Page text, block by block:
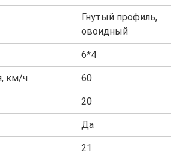
Гнутый профиль,
овоидный
6*4
км/ч 60
20
Да
21